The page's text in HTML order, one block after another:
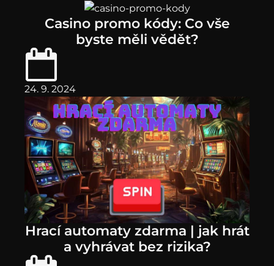
Casino promo kódy: Co vše
byste měli vědět?
24. 9. 2024
Hrací automaty zdarma | jak hrát
a vyhrávat bez rizika?